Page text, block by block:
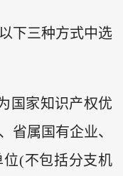
下三种方式中选
国家知识产权优
省属国有企业、
(不包括分支机